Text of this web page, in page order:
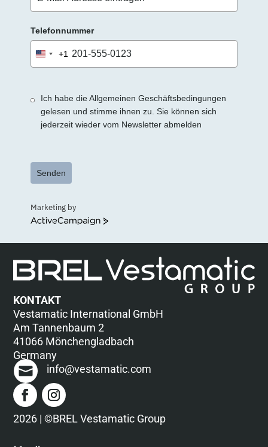
Telefonnummer
United
States
+1
Ich habe die Allgemeinen Geschäftsbedingungen
gelesen und stimme ihnen zu. Sie können sich
jederzeit wieder vom Newsletter abmelden
Senden
Marketing by
ActiveCampaign
KONTAKT
Vestamatic International GmbH
Am Tannenbaum 2
41066 Mönchengladbach
Germany
info@vestamatic.com
2026 | ©BREL Vestamatic Group